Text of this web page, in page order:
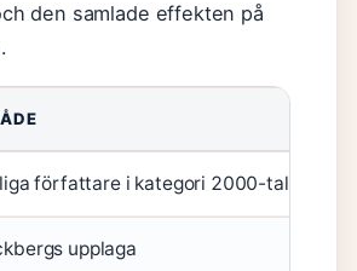
den samlade effekten på
författare i kategori 2000-talet
upplaga